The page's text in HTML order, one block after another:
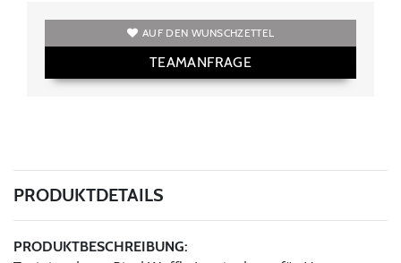
AUF DEN WUNSCHZETTEL
TEAMANFRAGE
PRODUKTDETAILS
PRODUKTBESCHREIBUNG: